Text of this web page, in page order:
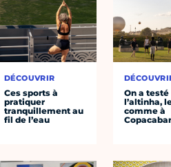
DÉCOUVRIR
Ces sports à
pratiquer
tranquillement au
fil de l’eau
On a testé
l’altinha,
comme à